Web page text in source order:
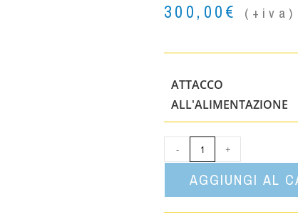
300,00€ (+iva)
ATTACCO
ALL'ALIMENTAZIONE
- +
AGGIUNGI AL